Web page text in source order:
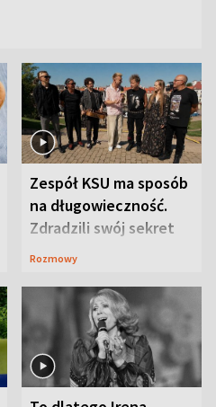
Zespół KSU ma sposób
na długowieczność.
Zdradzili swój sekret
Rozmowy